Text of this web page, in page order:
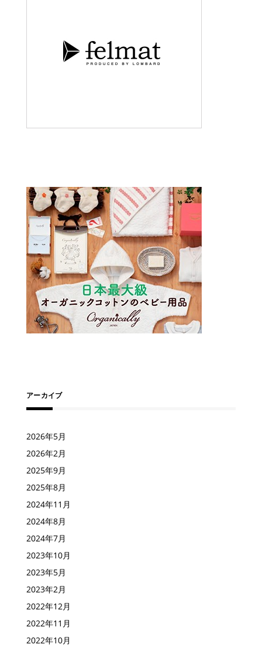
アーカイブ
2026年5月
2026年2月
2025年9月
2025年8月
2024年11月
2024年8月
2024年7月
2023年10月
2023年5月
2023年2月
2022年12月
2022年11月
2022年10月